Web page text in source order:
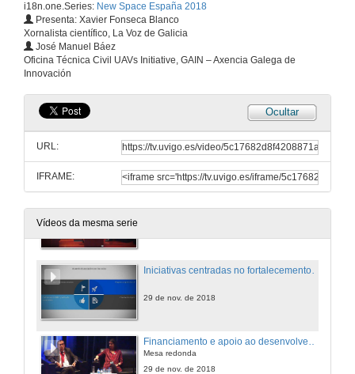
i18n.one.Series: New Space España 2018
Presenta: Xavier Fonseca Blanco
Xornalista científico, La Voz de Galicia
José Manuel Báez
Oficina Técnica Civil UAVs Initiative, GAIN – Axencia Galega de
Innovación
Ocultar
URL:
IFRAME:
Vídeos da mesma serie
29 de nov. de 2018
Alén Space
Mesa redonda
14 de dec. de 2018
Iniciativas centradas no fortalecemento do sector aeroespacial en Galicia
29 de nov. de 2018
Mesa redonda
29 de nov. de 2018